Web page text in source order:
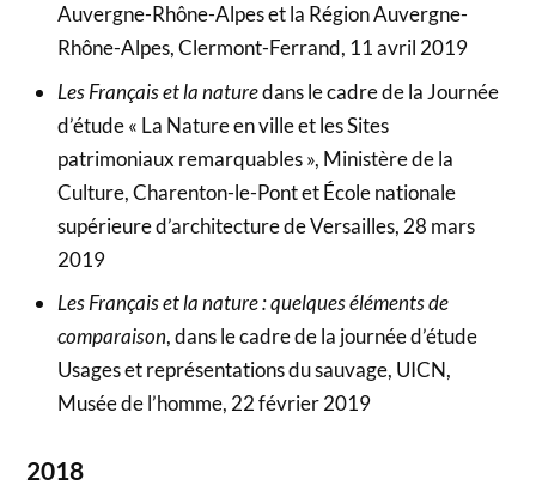
Auvergne-Rhône-Alpes et la Région Auvergne-
Rhône-Alpes, Clermont-Ferrand, 11 avril 2019
Les Français et la naturedans le cadre de la Journée
d’étude « La Nature en ville et les Sites
patrimoniaux remarquables », Ministère de la
Culture, Charenton-le-Pont et École nationale
supérieure d’architecture de Versailles, 28 mars
2019
Les Français et la nature : quelques éléments de
comparaison, dans le cadre de la journée d’étude
Usages et représentations du sauvage, UICN,
Musée de l’homme, 22 février 2019
2018